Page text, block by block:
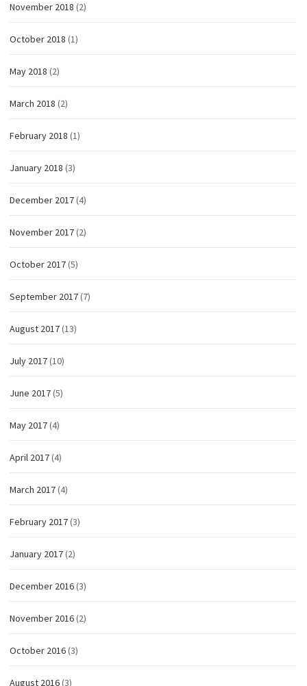
November 2018 (2)
October 2018 (1)
May 2018 (2)
March 2018 (2)
February 2018 (1)
January 2018 (3)
December 2017(4)
November 2017(2)
October 2017(5)
September 2017(7)
August 2017(13)
July 2017(10)
June 2017(5)
May 2017(4)
April 2017(4)
March 2017(4)
February 2017(3)
January 2017(2)
December 2016(3)
November 2016(2)
October 2016(3)
August 2016(3)